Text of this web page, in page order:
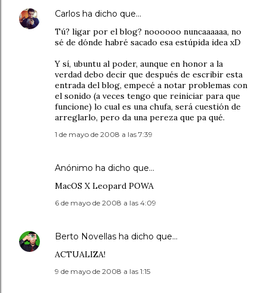
Carlos ha dicho que…
Tú? ligar por el blog? noooooo nuncaaaaaa, no
sé de dónde habré sacado esa estúpida idea xD
Y sí, ubuntu al poder, aunque en honor a la
verdad debo decir que después de escribir esta
entrada del blog, empecé a notar problemas con
el sonido (a veces tengo que reiniciar para que
funcione) lo cual es una chufa, será cuestión de
arreglarlo, pero da una pereza que pa qué.
1 de mayo de 2008 a las 7:39
Anónimo ha dicho que…
MacOS X Leopard POWA
6 de mayo de 2008 a las 4:09
Berto Novellas ha dicho que…
ACTUALIZA!
9 de mayo de 2008 a las 1:15